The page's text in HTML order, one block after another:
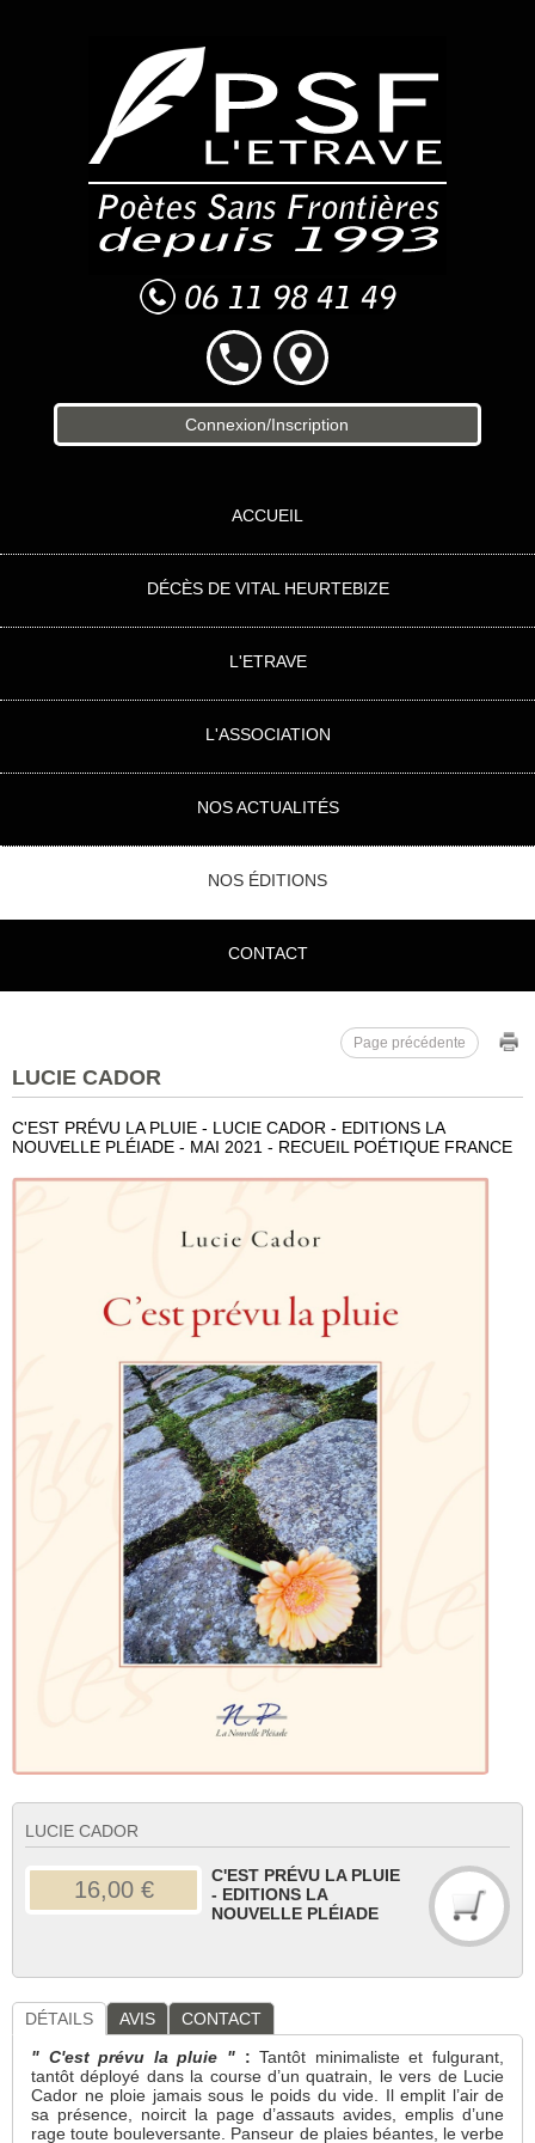
Connexion/Inscription
ACCUEIL
DÉCÈS DE VITAL HEURTEBIZE
L'ETRAVE
L'ASSOCIATION
NOS ACTUALITÉS
NOS ÉDITIONS
CONTACT
Page précédente
LUCIE CADOR
C'EST PRÉVU LA PLUIE - LUCIE CADOR - EDITIONS LA
NOUVELLE PLÉIADE - MAI 2021 - RECUEIL POÉTIQUE FRANCE
LUCIE CADOR
16,00 €
C'EST PRÉVU LA PLUIE
- EDITIONS LA
NOUVELLE PLÉIADE
DÉTAILS AVIS
CONTACT
" C'est prévu la pluie " :Tantôt minimaliste et fulgurant,
tantôt déployé dans la course d’un quatrain, le vers de Lucie
Cador ne ploie jamais sous le poids du vide. Il emplit l’air de
sa présence, noircit la page d’assauts avides, emplis d’une
rage toute bouleversante. Panseur de plaies béantes, le verbe